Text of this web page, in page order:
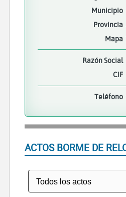
Municipio
Provincia
Mapa
Razón Social
CIF
Teléfono
ACTOS BORME DE